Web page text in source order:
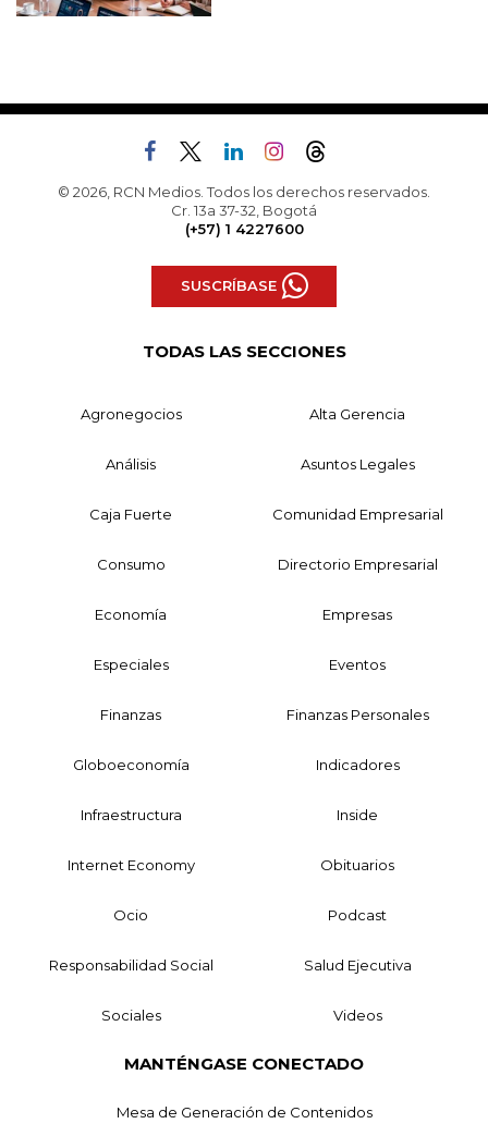
© 2026, RCN Medios. Todos los derechos reservados.
Cr. 13a 37-32, Bogotá
(+57) 1 4227600
SUSCRÍBASE
TODAS LAS SECCIONES
Agronegocios Alta Gerencia
Análisis Asuntos Legales
Caja Fuerte Comunidad Empresarial
Consumo Directorio Empresarial
Economía Empresas
Especiales Eventos
Finanzas Finanzas Personales
Globoeconomía Indicadores
Infraestructura Inside
Internet Economy Obituarios
Ocio Podcast
Responsabilidad Social Salud Ejecutiva
Sociales Videos
MANTÉNGASE CONECTADO
Mesa de Generación de Contenidos